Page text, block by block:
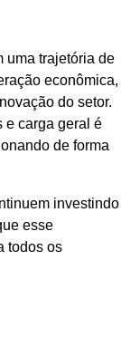
uma trajetória de
econômica,
do setor.
e carga geral é
de forma
investindo
esse
todos os